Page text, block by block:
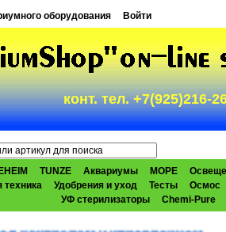
оборудования Войти
конт. тел. +7(925)216-
EHEIM TUNZE Аквариумы МОРЕ
техника Удобрения и уход Тесты
Осмос
УФ стерилизаторы
Chemi-Pure